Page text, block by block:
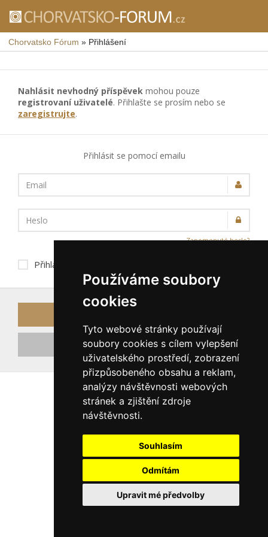
Používáme soubory
cookies
Tyto webové stránky používají
soubory cookies s cílem vylepšení
uživatelského prostředí, zobrazení
přizpůsobeného obsahu a reklam,
analýzy návštěvnosti webových
stránek a zjištění zdroje
návštěvnosti.
Souhlasím
Odmítám
Upravit mé předvolby
Chorvatsko Fórum » Přihlášení
Nahlásit nevhodný příspěvek mohou pouze
registrovaní uživatelé. Přihlašte se prosím nebo se
zaregistrujte.
Přihlásit se pomocí emailu
Email
Heslo
Zapomenuté heslo?
Přihlásit trvale na tomto zařízení
Registrovat nový účet